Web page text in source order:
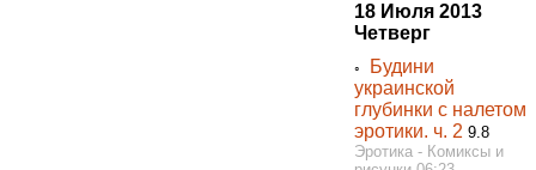
18 Июля 2013
Четверг
◦
Будини
украинской
глубинки с налетом
эротики. ч. 2 9.8
Эротика - Комиксы и